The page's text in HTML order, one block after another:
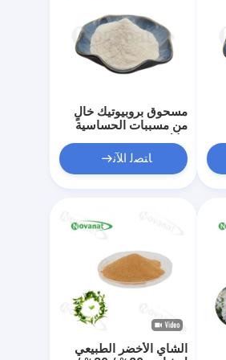
مسحوق بروبيوتيك خالٍ
من مسببات الحساسية
لاكتيس subsp.lactis
LLL-05 300 مليار
ﺎﺘﺼﻟ ﺍﻶﻧ
الشاي الأخضر الطبيعي